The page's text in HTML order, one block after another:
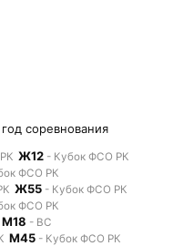
соревнования
Ж12 - Кубок ФСО РК
ФСО РК
Ж55 - Кубок ФСО РК
ФСО РК
М18 - ВС
М45 - Кубок ФСО РК